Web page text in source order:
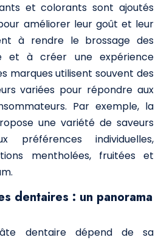
et colorants sont ajoutés
améliorer leur goût et leur
à rendre le brossage des
et à créer une expérience
marques utilisent souvent des
variées pour répondre aux
Par exemple, la
une variété de saveurs
préférences individuelles,
mentholées, fruitées et
dentaires : un panorama
dentaire dépend de sa